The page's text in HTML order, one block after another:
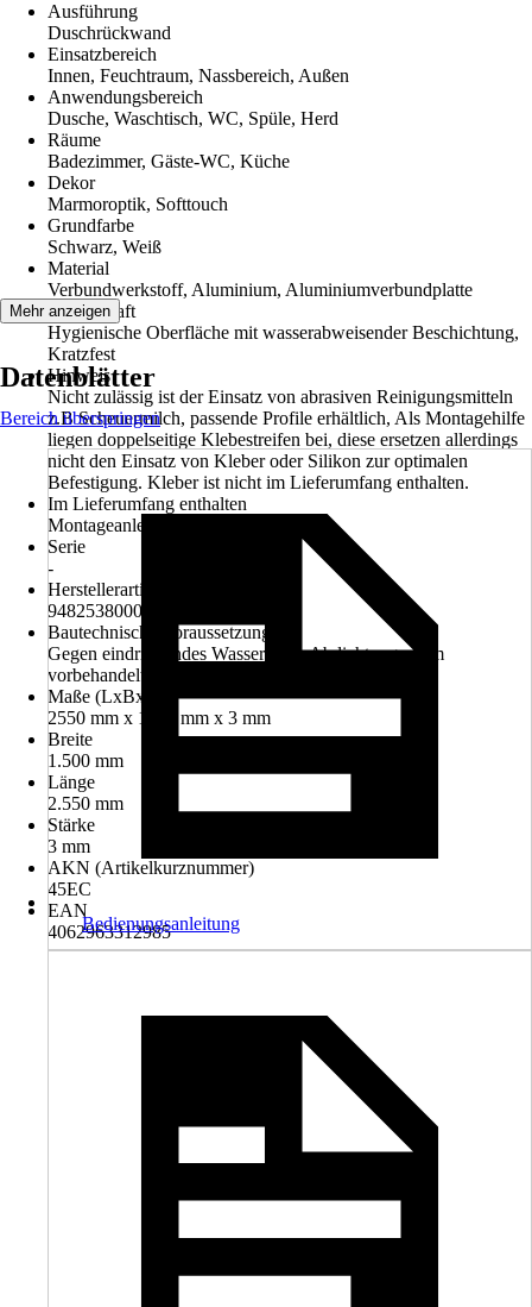
Ausführung
Duschrückwand
Einsatzbereich
Innen, Feuchtraum, Nassbereich, Außen
Anwendungsbereich
Dusche, Waschtisch, WC, Spüle, Herd
Räume
Badezimmer, Gäste-WC, Küche
Dekor
Marmoroptik, Softtouch
Grundfarbe
Schwarz, Weiß
Material
Verbundwerkstoff, Aluminium, Aluminiumverbundplatte
Eigenschaft
Hygienische Oberfläche mit wasserabweisender Beschichtung,
Kratzfest
Hinweis
Nicht zulässig ist der Einsatz von abrasiven Reinigungsmitteln
z.B Scheuermilch, passende Profile erhältlich, Als Montagehilfe
liegen doppelseitige Klebestreifen bei, diese ersetzen allerdings
nicht den Einsatz von Kleber oder Silikon zur optimalen
Befestigung. Kleber ist nicht im Lieferumfang enthalten.
Im Lieferumfang enthalten
Montageanleitung und Garantiepass
Serie
-
Herstellerartikelnummer
9482538000204
Bautechnische Voraussetzungen
Gegen eindringendes Wasser nach Abdichtungsnorm
vorbehandelt sein.
Maße (LxBxS)
2550 mm x 1500 mm x 3 mm
Breite
1.500 mm
Länge
2.550 mm
Stärke
3 mm
AKN (Artikelkurznummer)
45EC
EAN
4062963312985
Mehr anzeigen
Datenblätter
Bereich überspringen
Bedienungsanleitung